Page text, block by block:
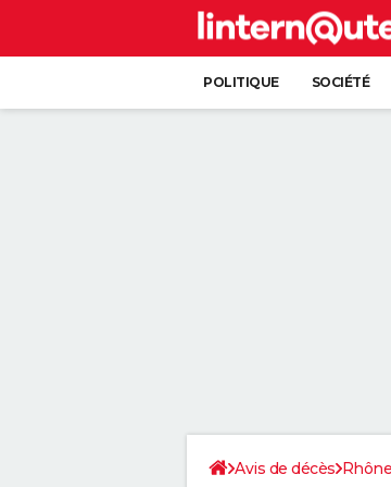
POLITIQUE SOCIÉTÉ
Avis de décès Rhône